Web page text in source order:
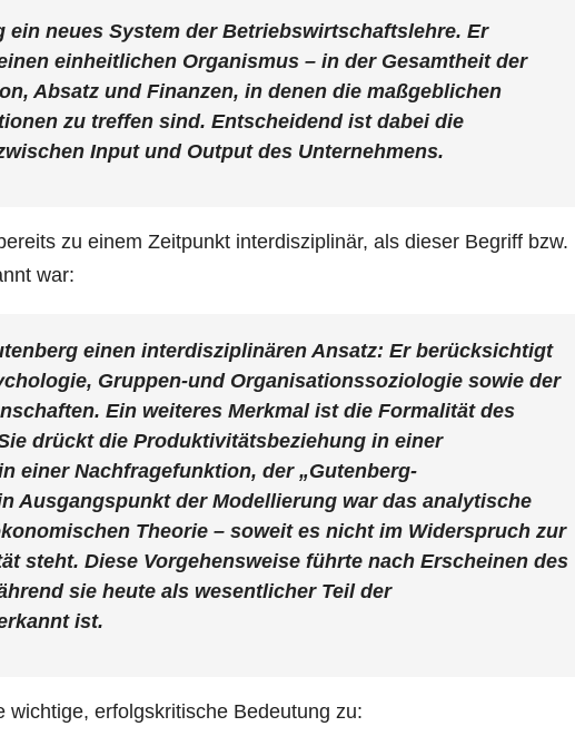
ein neues System der Betriebswirtschaftslehre. Er
einheitlichen Organismus – in der Gesamtheit der
Absatz und Finanzen, in denen die maßgeblichen
zu treffen sind. Entscheidend ist dabei die
Input und Output des Unternehmens.
zu einem Zeitpunkt interdisziplinär, als dieser Begriff bzw.
war:
einen interdisziplinären Ansatz: Er berücksichtigt
Gruppen-und Organisationssoziologie sowie der
Ein weiteres Merkmal ist die Formalität des
drückt die Produktivitätsbeziehung in einer
einer Nachfragefunktion, der „Gutenberg-
Ausgangspunkt der Modellierung war das analytische
Theorie – soweit es nicht im Widerspruch zur
steht. Diese Vorgehensweise führte nach Erscheinen des
sie heute als wesentlicher Teil der
ist.
erfolgskritische Bedeutung zu: